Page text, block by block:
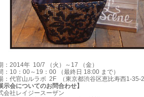
：2014年 10/7 （火）～17 （金）
：10：00～19：00 （最終日 18:00 まで）
：代官山ルラボ 2F （東京都渋谷区恵比寿西1-
示会についてのお問合わせ】
会社レイジースーザン